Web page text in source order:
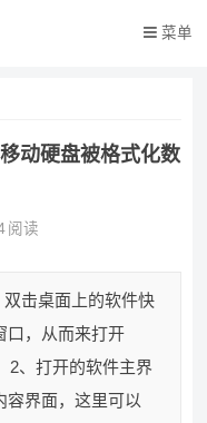
菜单
动硬盘被格式化数
阅读
击桌面上的软件快
口，从而来打开
2、打开的软件主界
容界面，这里可以